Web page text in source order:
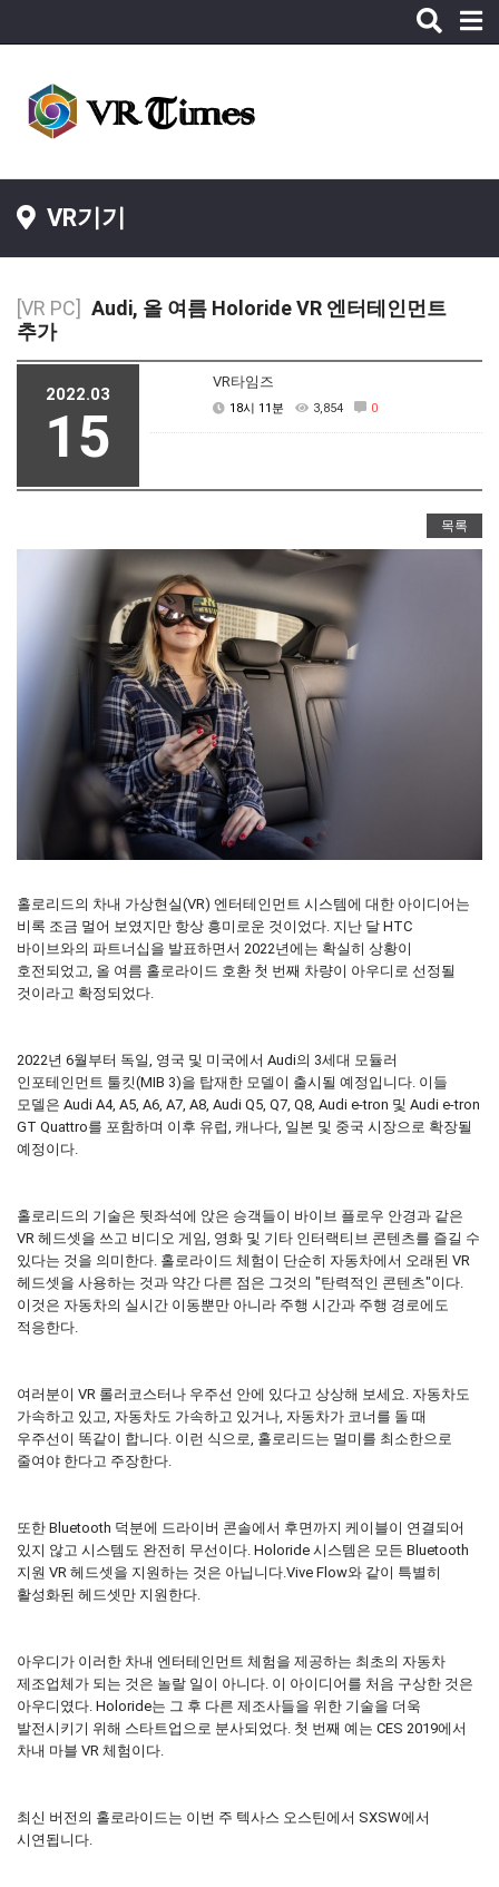
Toggle
VR기기
[VR PC] Audi, 올 여름 Holoride VR 엔터테인먼트
추가
2022.03
15
VR타임즈
18시 11분 3,854 0
목록
홀로리드의 차내 가상현실(VR) 엔터테인먼트 시스템에 대한 아이디어는
비록 조금 멀어 보였지만 항상 흥미로운 것이었다. 지난 달 HTC
바이브와의 파트너십을 발표하면서 2022년에는 확실히 상황이
호전되었고, 올 여름 홀로라이드 호환 첫 번째 차량이 아우디로 선정될
것이라고 확정되었다.
2022년 6월부터 독일, 영국 및 미국에서 Audi의 3세대 모듈러
인포테인먼트 툴킷(MIB 3)을 탑재한 모델이 출시될 예정입니다. 이들
모델은 Audi A4, A5, A6, A7, A8, Audi Q5, Q7, Q8, Audi e-tron 및 Audi e-tron
GT Quattro를 포함하며 이후 유럽, 캐나다, 일본 및 중국 시장으로 확장될
예정이다.
홀로리드의 기술은 뒷좌석에 앉은 승객들이 바이브 플로우 안경과 같은
VR 헤드셋을 쓰고 비디오 게임, 영화 및 기타 인터랙티브 콘텐츠를 즐길 수
있다는 것을 의미한다. 홀로라이드 체험이 단순히 자동차에서 오래된 VR
헤드셋을 사용하는 것과 약간 다른 점은 그것의 "탄력적인 콘텐츠"이다.
이것은 자동차의 실시간 이동뿐만 아니라 주행 시간과 주행 경로에도
적응한다.
여러분이 VR 롤러코스터나 우주선 안에 있다고 상상해 보세요. 자동차도
가속하고 있고, 자동차도 가속하고 있거나, 자동차가 코너를 돌 때
우주선이 똑같이 합니다. 이런 식으로, 홀로리드는 멀미를 최소한으로
줄여야 한다고 주장한다.
또한 Bluetooth 덕분에 드라이버 콘솔에서 후면까지 케이블이 연결되어
있지 않고 시스템도 완전히 무선이다. Holoride 시스템은 모든 Bluetooth
지원 VR 헤드셋을 지원하는 것은 아닙니다.Vive Flow와 같이 특별히
활성화된 헤드셋만 지원한다.
아우디가 이러한 차내 엔터테인먼트 체험을 제공하는 최초의 자동차
제조업체가 되는 것은 놀랄 일이 아니다. 이 아이디어를 처음 구상한 것은
아우디였다. Holoride는 그 후 다른 제조사들을 위한 기술을 더욱
발전시키기 위해 스타트업으로 분사되었다. 첫 번째 예는 CES 2019에서
차내 마블 VR 체험이다.
최신 버전의 홀로라이드는 이번 주 텍사스 오스틴에서 SXSW에서
시연됩니다.